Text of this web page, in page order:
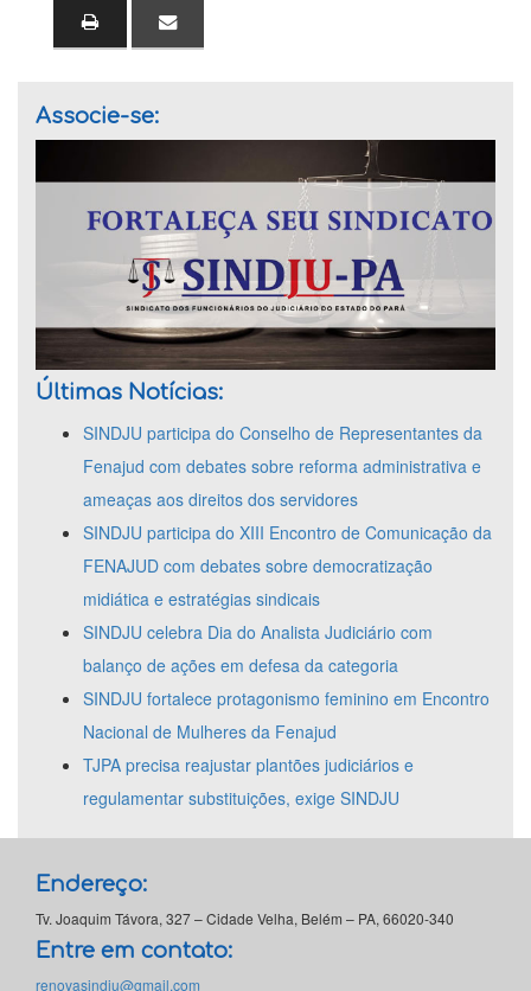
Associe-se:
Últimas Notícias:
SINDJU participa do Conselho de Representantes da
Fenajud com debates sobre reforma administrativa e
ameaças aos direitos dos servidores
SINDJU participa do XIII Encontro de Comunicação da
FENAJUD com debates sobre democratização
midiática e estratégias sindicais
SINDJU celebra Dia do Analista Judiciário com
balanço de ações em defesa da categoria
SINDJU fortalece protagonismo feminino em Encontro
Nacional de Mulheres da Fenajud
TJPA precisa reajustar plantões judiciários e
regulamentar substituições, exige SINDJU
Endereço:
Tv. Joaquim Távora, 327 – Cidade Velha, Belém – PA, 66020-340
Entre em contato:
renovasindju@gmail.com